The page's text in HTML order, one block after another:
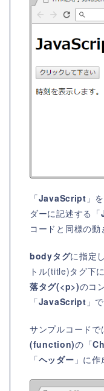
「JavaScript 」
ダーに記述する「
コードと同様の動
bodyタグに指定
トル(title)タグ下
落タグ(<p>)のコ
「JavaScript 」
サンプルコードで
(function)の「
「ヘッダー 」に作